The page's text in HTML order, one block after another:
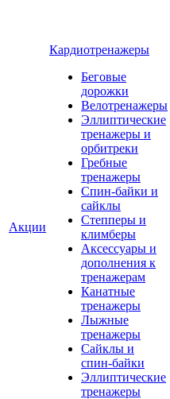
Акции
Кардиотренажеры
Беговые
дорожки
Велотренажеры
Эллиптические
тренажеры и
орбитреки
Гребные
тренажеры
Спин-байки и
сайклы
Степперы и
климберы
Аксессуары и
дополнения к
тренажерам
Канатные
тренажеры
Лыжные
тренажеры
Сайклы и
спин-байки
Эллиптические
тренажеры